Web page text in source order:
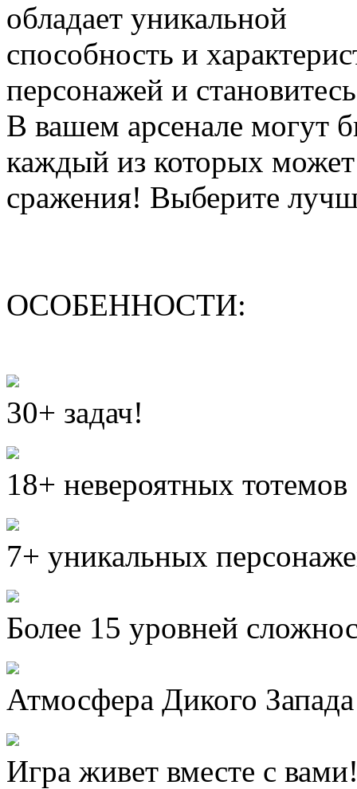
обладает уникальной
способность и
персонажей и
В вашем арсенале могут
каждый из которых может
сражения! Выберите
ОСОБЕННОСТИ:
30+ задач!
18+ невероятных тотемов
7+ уникальных
Более 15 уровней
Атмосфера Дикого Запада
Игра живет вместе с